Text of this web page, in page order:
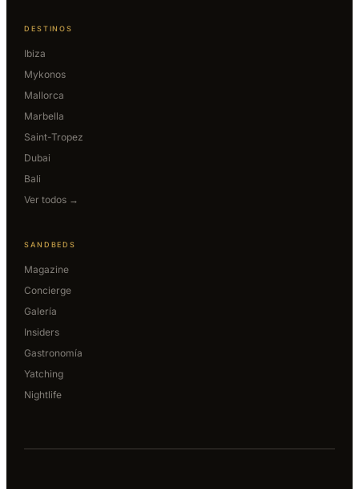
DESTINOS
Ibiza
Mykonos
Mallorca
Marbella
Saint-Tropez
Dubai
Bali
Ver todos →
SANDBEDS
Magazine
Concierge
Galería
Insiders
Gastronomía
Yatching
Nightlife